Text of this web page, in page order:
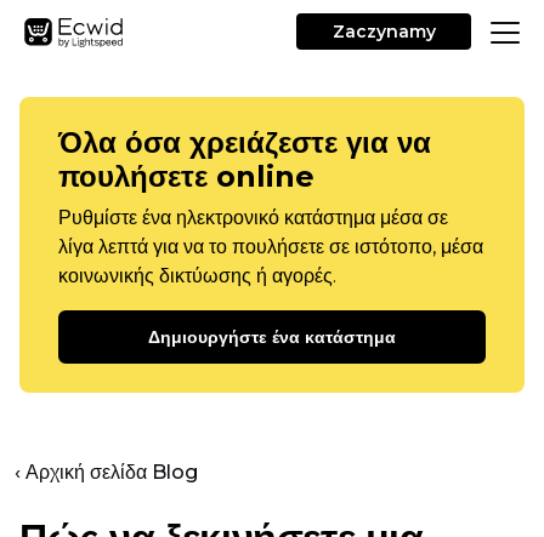
Zaczynamy
Όλα όσα χρειάζεστε για να
πουλήσετε online
Ρυθμίστε ένα ηλεκτρονικό κατάστημα μέσα σε
λίγα λεπτά για να το πουλήσετε σε ιστότοπο, μέσα
κοινωνικής δικτύωσης ή αγορές.
Δημιουργήστε ένα κατάστημα
‹ Αρχική σελίδα Blog